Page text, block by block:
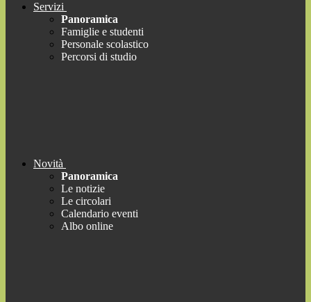
Servizi
Panoramica
Famiglie e studenti
Personale scolastico
Percorsi di studio
Novità
Panoramica
Le notizie
Le circolari
Calendario eventi
Albo online